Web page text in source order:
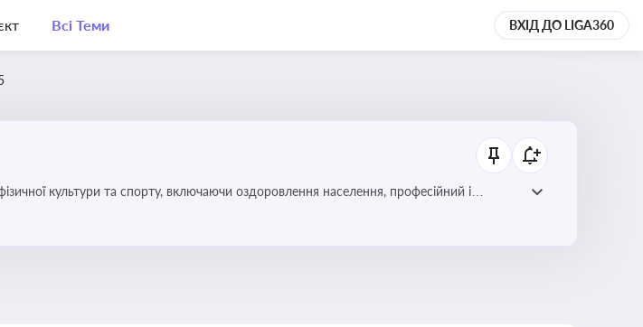
Всі Теми ВХІД ДО LIGA360
культури та спорту, включаючи оздоровлення населення, професійний і